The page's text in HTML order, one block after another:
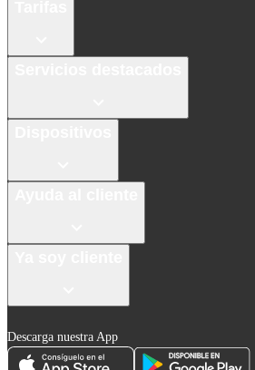
Descarga nuestra App